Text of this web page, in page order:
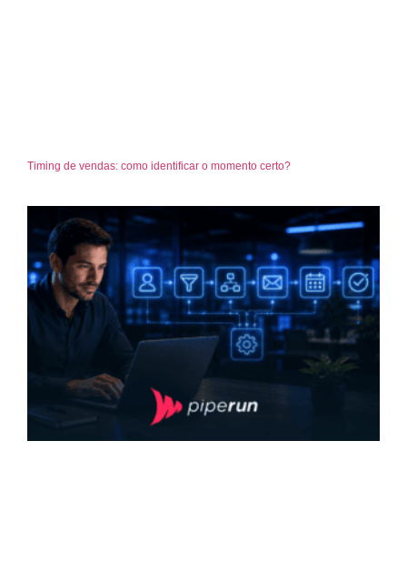
Timing de vendas: como identificar o momento certo?